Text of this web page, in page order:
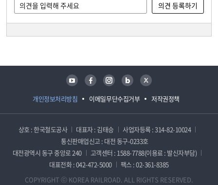
개인정보처리방침 이메일무단수집거부 저작권정책
유튜브 페이스북 인스타그램 블로그 트위터
상호 : 한국철도공사 대표자 : 김태승
사업자등록 : 314-82-10024
통신판매업신고 : 대전 동구-0233호
대전광역시 동구 중앙로 240
고객센터 : 1588-7788(이용료 : 발신자부담)
대표전화 : 042-472-5000
팩스 : 02-361-8385
COPYRIGHT ⓒ KOREA RAILROAD. ALL RIGHTS RESERVED.